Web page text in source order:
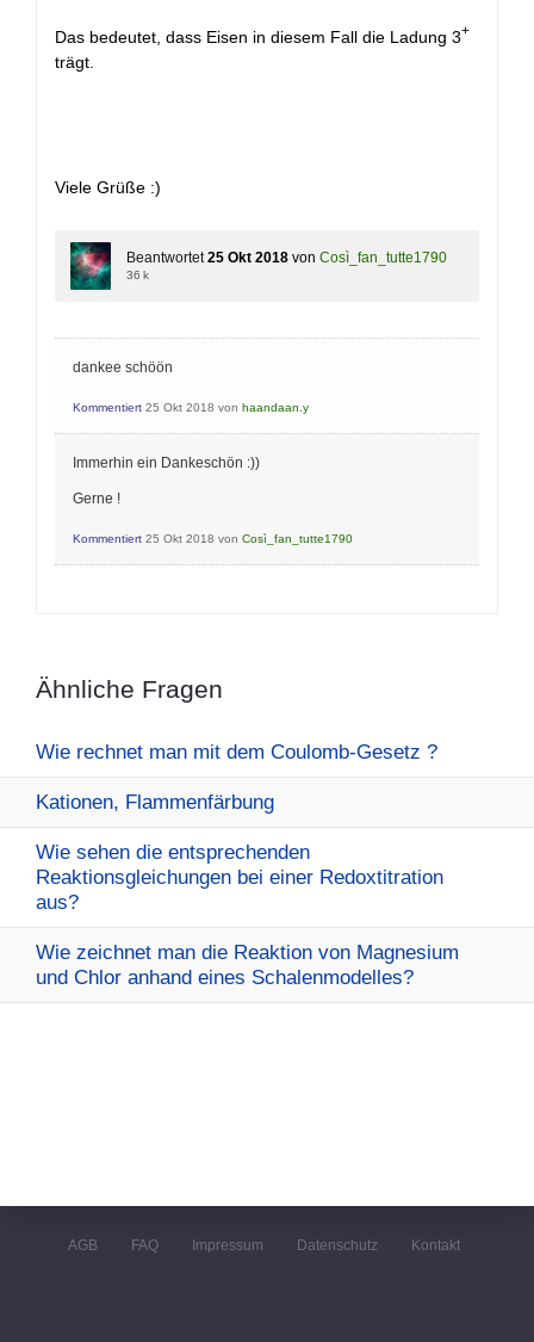
Das bedeutet, dass Eisen in diesem Fall die Ladung 3+
trägt.
Viele Grüße :)
Beantwortet 25 Okt 2018 von Così_fan_tutte1790
36 k
dankee schöön
Kommentiert 25 Okt 2018 von haandaan.y
Immerhin ein Dankeschön :))
Gerne !
Kommentiert 25 Okt 2018 von Così_fan_tutte1790
Ähnliche Fragen
Wie rechnet man mit dem Coulomb-Gesetz ?
Kationen, Flammenfärbung
Wie sehen die entsprechenden
Reaktionsgleichungen bei einer Redoxtitration
aus?
Wie zeichnet man die Reaktion von Magnesium
und Chlor anhand eines Schalenmodelles?
AGB FAQ Impressum Datenschutz Kontakt